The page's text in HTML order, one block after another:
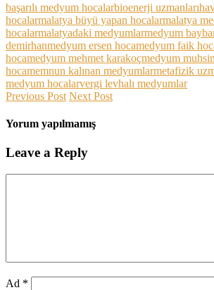
başarılı medyum hocalarbioenerji uzmanları
hocalarmalatya büyü yapan hocalarmalatya
hocalarmalatyadaki medyumlarmedyum
demirhanmedyum ersen hocamedyum faik
hocamedyum mehmet karakoçmedyum muhsi
hocamemnun kalınan medyumlarmetafizik
medyum hocalarvergi levhalı medyumlar
Previous Post Next Post
Yorum yapılmamış
Leave a Reply
Ad *